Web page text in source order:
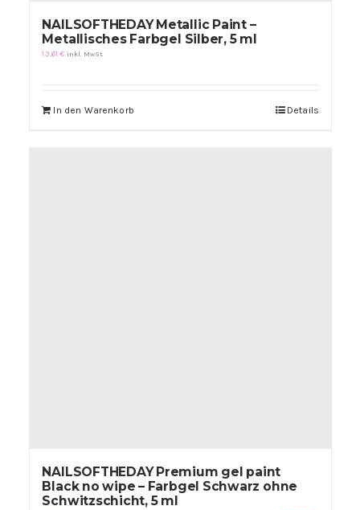
NAILSOFTHEDAY Metallic Paint –
Metallisches Farbgel Silber, 5 ml
13,61€ inkl. MwSt.
In den Warenkorb Details
NAILSOFTHEDAY Premium gel paint
Black no wipe – Farbgel Schwarz ohne
Schwitzschicht, 5 ml